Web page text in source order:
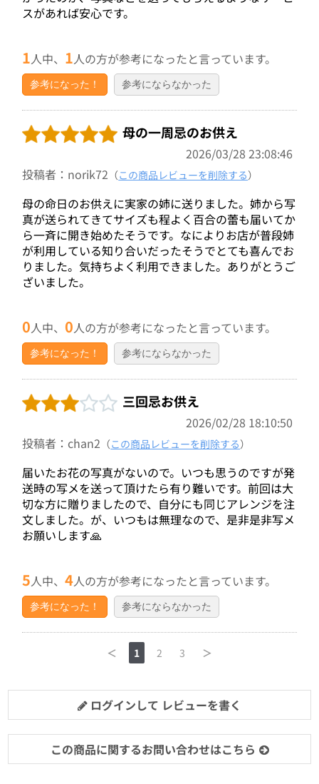
スがあれば安心です。
1人中、 1人の方が参考になったと言っています。
参考になった！ 参考にならなかった
母の一周忌のお供え
2026/03/28 23:08:46
投稿者：norik72 （この商品レビューを削除する）
母の命日のお供えに実家の姉に送りました。姉から写
真が送られてきてサイズも程よく百合の蕾も届いてか
ら一斉に開き始めたそうです。なによりお店が普段姉
が利用している知り合いだったそうでとても喜んでお
りました。気持ちよく利用できました。ありがとうご
ざいました。
0人中、0人の方が参考になったと言っています。
参考になった！ 参考にならなかった
三回忌お供え
2026/02/28 18:10:50
投稿者：chan2 （この商品レビューを削除する）
届いたお花の写真がないので。いつも思うのですが発
送時の写メを送って頂けたら有り難いです。前回は大
切な方に贈りましたので、自分にも同じアレンジを注
文しました。が、いつもは無理なので、是非是非写メ
お願いします🙏
5人中、4人の方が参考になったと言っています。
参考になった！ 参考にならなかった
＜ 1 2 3 ＞
ログインして レビューを書く
この商品に関するお問い合わせはこちら